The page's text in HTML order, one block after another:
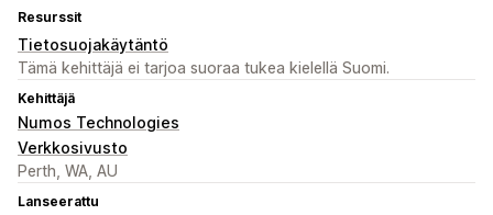
Resurssit
Tietosuojakäytäntö
Tämä kehittäjä ei tarjoa suoraa tukea kielellä Suomi.
Kehittäjä
Numos Technologies
Verkkosivusto
Perth, WA, AU
Lanseerattu